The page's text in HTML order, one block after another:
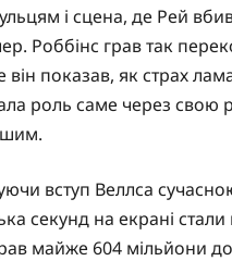
і сцена, де Рей
Роббінс грав так
показав, як страх
роль саме через свою
вступ Веллса
секунд на екрані
майже 604 мільйони